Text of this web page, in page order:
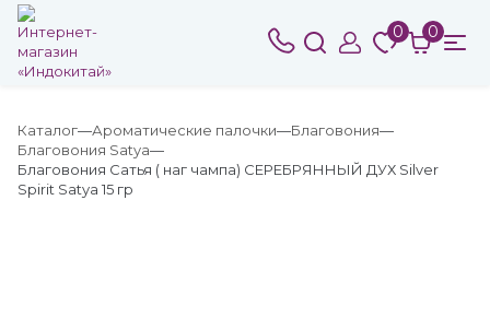
0 0
Каталог Ароматические палочки
Благовония
Благовония Satya
Благовония Сатья ( наг чампа) СЕРЕБРЯННЫЙ ДУХ Silver
Spirit Satya 15 гр